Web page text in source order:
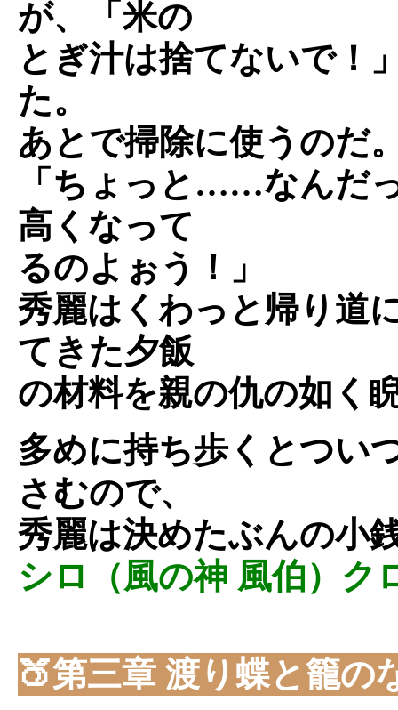
が、「米の
とぎ汁は捨てないで！
た。
あとで掃除に使うのだ
「ちょっと……なんだ
高くなって
るのよぉう！」
秀麗はくわっと帰り道
てきた夕飯
の材料を親の仇の如く
多めに持ち歩くとつい
さむので、
秀麗は決めたぶんの小
シロ（風の神 風伯）ク
🍑第三章 渡り蝶と籠の